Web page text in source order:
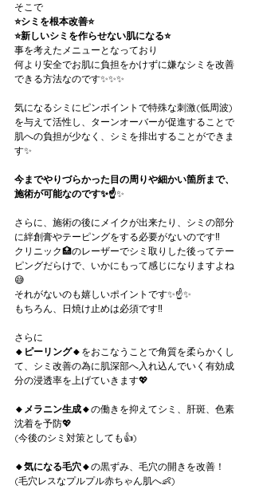
そこで
⭐️シミを根本改善⭐️
⭐️新しいシミを作らせない肌になる⭐️
事を考えたメニューとなっており
何より安全でお肌に負担をかけずに嫌なシミを改善
できる方法なのです✨✨✨
気になるシミにピンポイントで特殊な刺激(低周波)
を与えて活性し、ターンオーバーが促進することで
肌への負担が少なく、シミを排出することができま
す✨
今までやりづらかった目の周りや細かい箇所まで、
施術が可能なのです✨☝️✨
さらに、施術の後にメイクが出来たり、シミの部分
に絆創膏やテーピングをする必要がないのです‼️
クリニック🏥のレーザーでシミ取りした後ってテー
ピングだらけで、いかにもって感じになりますよね
😅
それがないのも嬉しいポイントです✨☝️✨
もちろん、日焼け止めは必須です‼️
さらに
🔸ピーリング🔸 をおこなうことで角質を柔らかくし
て、シミ改善の為に肌深部へ入れ込んでいく有効成
分の浸透率を上げていきます💖
🔸メラニン生成🔸の働きを抑えてシミ、肝斑、色素
沈着を予防💖
(今後のシミ対策としても👍)
🔸気になる毛穴🔸の黒ずみ、毛穴の開きを改善！
(毛穴レスなプルプル赤ちゃん肌へ👶)